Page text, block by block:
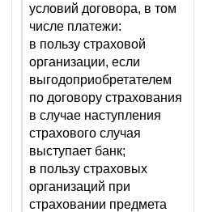
условий договора, в том
числе платежи:
в пользу страховой
организации, если
выгодоприобретателем
по договору страхования
в случае наступления
страхового случая
выступает банк;
в пользу страховых
организаций при
страховании предмета